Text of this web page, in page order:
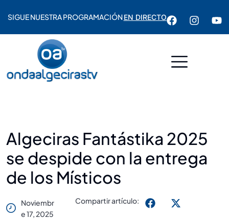
SIGUE NUESTRA PROGRAMACIÓNEN DIRECTO
Algeciras Fantástika 2025
se despide con la entrega
de los Místicos
Noviembr
E 17, 2025
Compartir artículo: